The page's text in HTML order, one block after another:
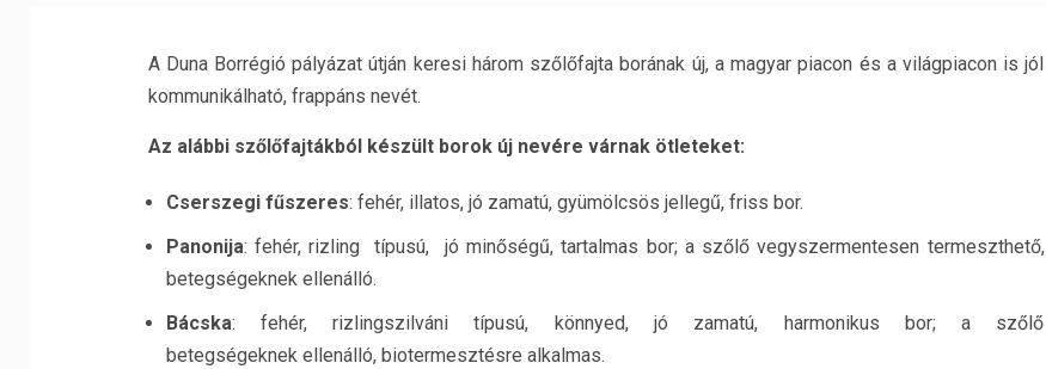
A Duna Borrégió pályázat útján keresi három szőlőfajta borának új, a magyar piacon és a világpiacon is jól
kommunikálható, frappáns nevét.
Az alábbi szőlőfajtákból készült borok új nevére várnak ötleteket:
Cserszegi fűszeres: fehér, illatos, jó zamatú, gyümölcsös jellegű, friss bor.
Panonija: fehér, rizling típusú, jó minőségű, tartalmas bor; a szőlő vegyszermentesen termeszthető,
betegségeknek ellenálló.
Bácska: fehér, rizlingszilváni típusú, könnyed, jó zamatú, harmonikus bor; a szőlő
betegségeknek ellenálló, biotermesztésre alkalmas.